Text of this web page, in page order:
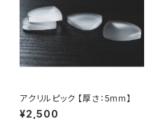
アクリルピック 【厚さ：5mm】
¥2,500